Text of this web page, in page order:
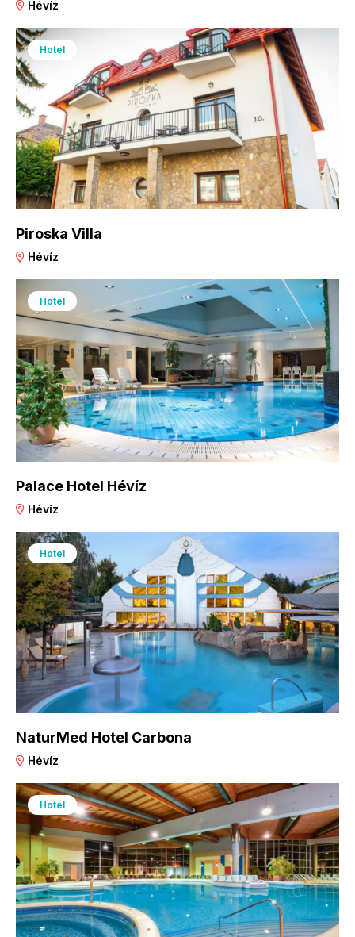
Hévíz
Hotel
Piroska Villa
Hévíz
Hotel
Palace Hotel Hévíz
Hévíz
Hotel
NaturMed Hotel Carbona
Hévíz
Hotel